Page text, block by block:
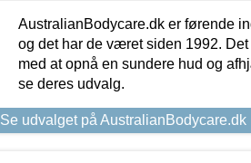
AustralianBodycare.dk er førende
og det har de været siden 1992.
med at opnå en sundere hud og
se deres udvalg.
Se udvalget på AustralianBodycare.dk